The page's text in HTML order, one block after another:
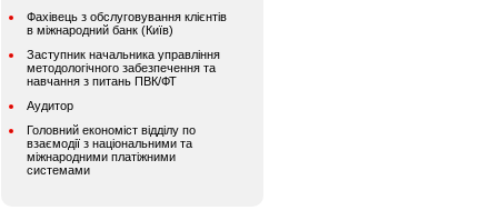
Фахівець з обслуговування клієнтів
в міжнародний банк (Київ)
Заступник начальника управління
методологічного забезпечення та
навчання з питань ПВК/ФТ
Аудитор
Головний економіст відділу по
взаємодії з національними та
міжнародними платіжними
системами